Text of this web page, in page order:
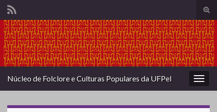
de
Search for:
Núcleo de Folclore e Culturas Populares da UFPel